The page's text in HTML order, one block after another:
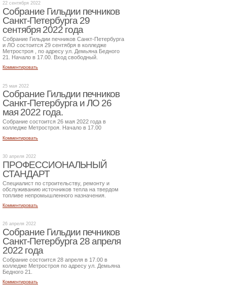
22 сентября 2022
Собрание Гильдии печников
Санкт-Петербурга 29
сентября 2022 года
Собрание Гильдии печников Санкт-Петербурга
и ЛО состоится 29 сентября в колледже
Метростроя , по адресу ул. Демьяна Бедного
21. Начало в 17.00. Вход свободный.
Комментировать
25 мая 2022
Собрание Гильдии печников
Санкт-Петербурга и ЛО 26
мая 2022 года.
Собрание состоится 26 мая 2022 года в
колледже Метростроя. Начало в 17.00
Комментировать
30 апреля 2022
ПРОФЕССИОНАЛЬНЫЙ
СТАНДАРТ
Специалист по строительству, ремонту и
обслуживанию источников тепла на твердом
топливе непромышленного назначения.
Комментировать
26 апреля 2022
Собрание Гильдии печников
Санкт-Петербурга 28 апреля
2022 года
Собрание состоится 28 апреля в 17.00 в
колледже Метростроя по адресу ул. Демьяна
Бедного 21.
Комментировать